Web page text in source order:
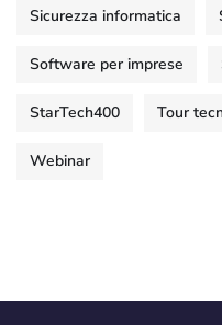
Sicurezza informatica
Software per imprese
StarTech400 Tour
Webinar